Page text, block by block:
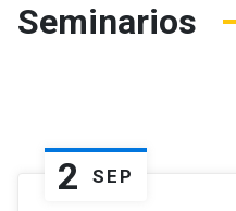
Seminarios
2 SEP